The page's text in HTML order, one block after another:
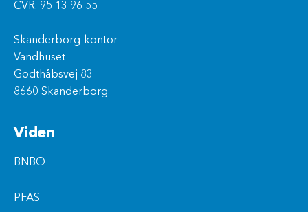
CVR. 95 13 96 55
Skanderborg-kontor
Vandhuset
Godthåbsvej 83
8660 Skanderborg
Viden
BNBO
PFAS